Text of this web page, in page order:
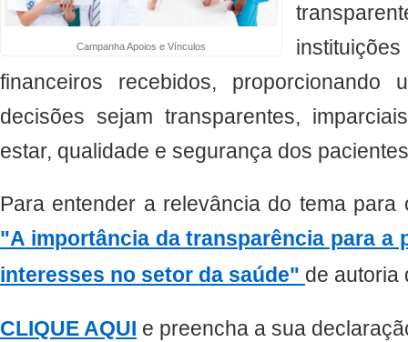
Campanha Apoios e Vínculos
financeiros recebidos,
decisões sejam transparentes,
estar, qualidade e segurança dos
Para entender a relevância do tema para
"A importância da transparência para a
interesses no setor da saúde" de autoria
CLIQUE AQUI e preencha a sua